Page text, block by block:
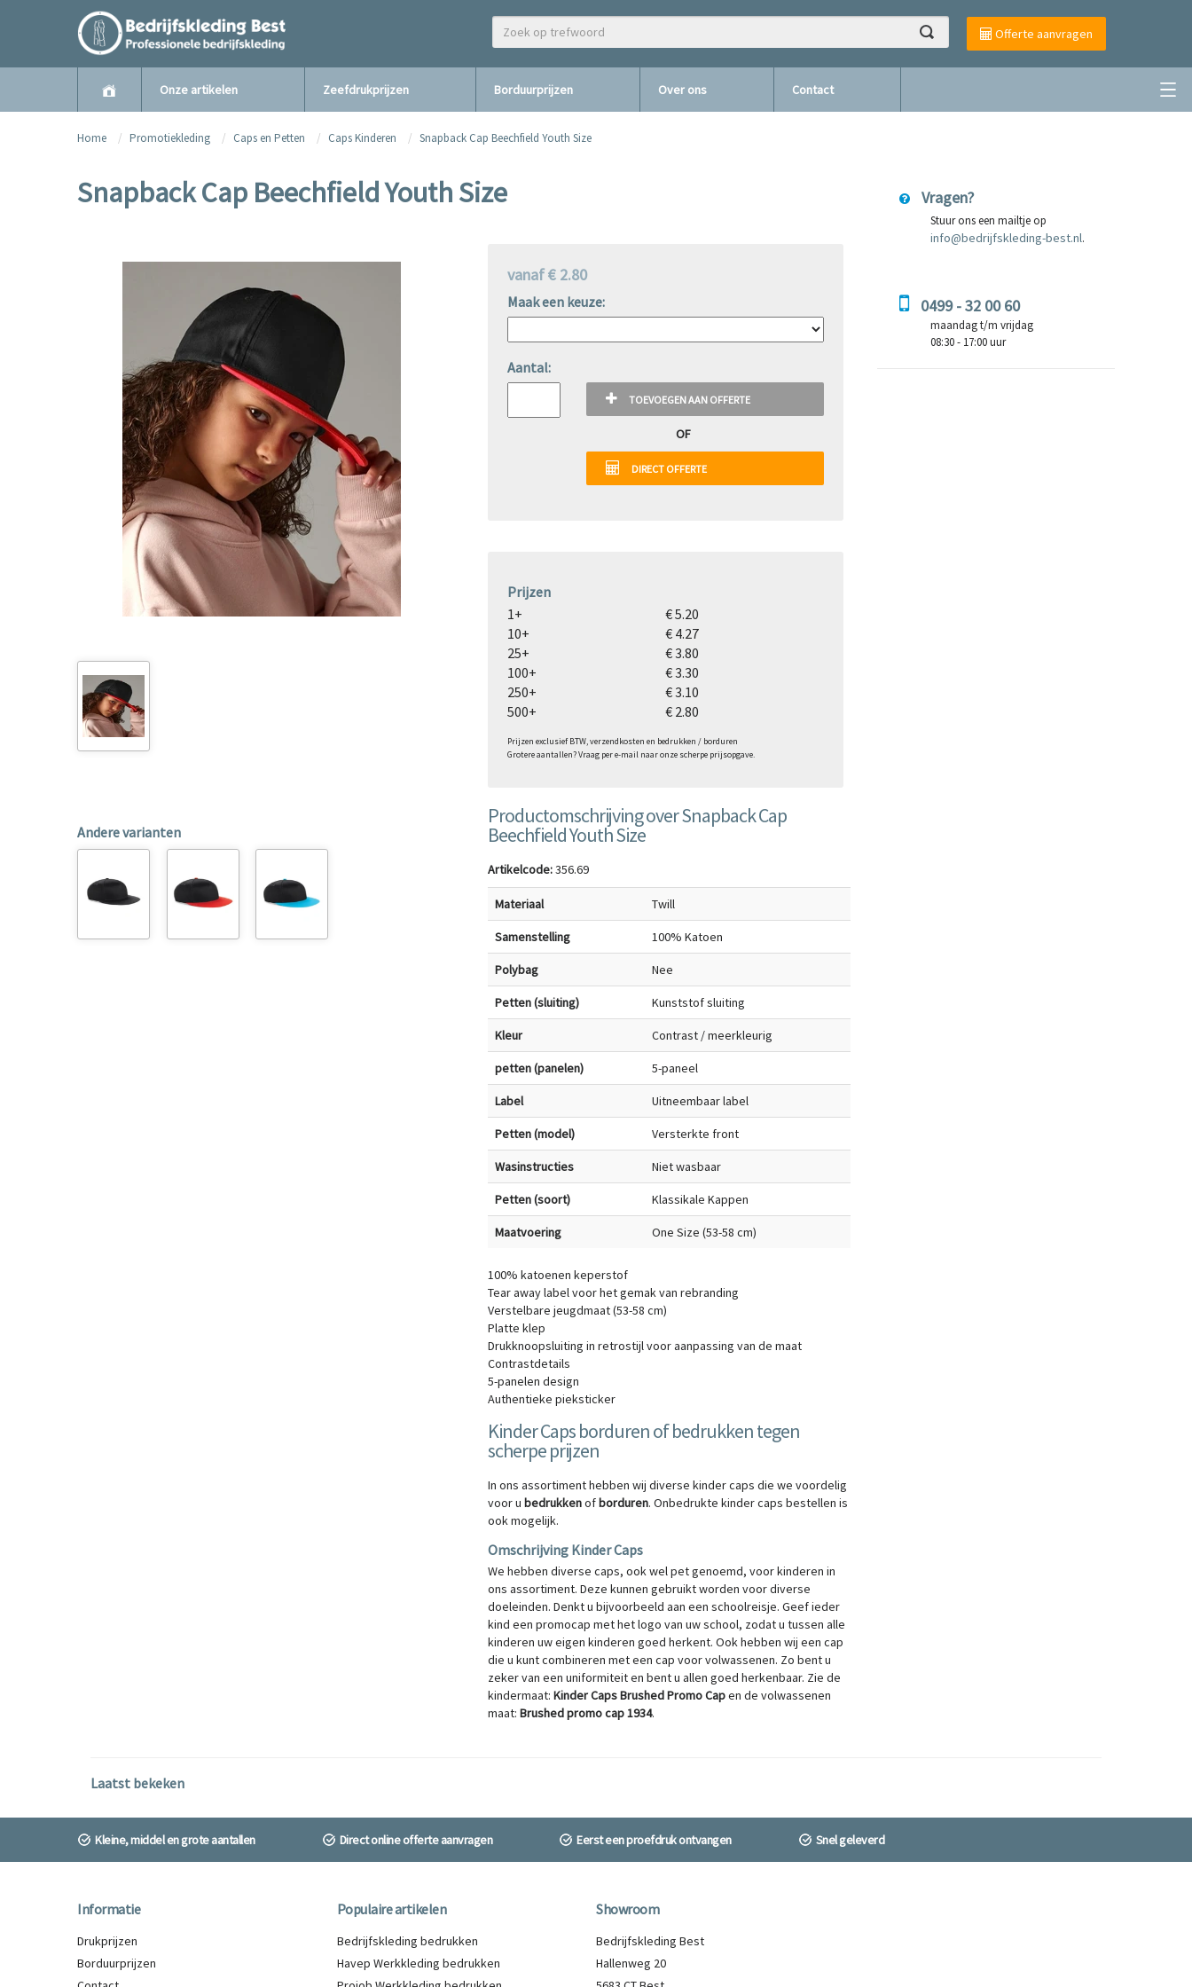
Offerte aanvragen
Onze artikelen Zeefdrukprijzen Borduurprijzen Over ons Contact
Home Promotiekleding Caps en Petten Caps Kinderen Snapback Cap Beechfield Youth Size
Snapback Cap Beechfield Youth Size
Andere varianten
vanaf € 2.80
Maak een keuze:
Aantal:
TOEVOEGEN AAN OFFERTE
OF
DIRECT OFFERTE
Prijzen
1+
€ 5.20
10+
€ 4.27
25+
€ 3.80
100+
€ 3.30
250+
€ 3.10
500+
€ 2.80
Prijzen exclusief BTW, verzendkosten en bedrukken / borduren
Grotere aantallen? Vraag per e-mail naar onze scherpe prijsopgave.
Productomschrijving over Snapback Cap
Beechfield Youth Size
Artikelcode:356.69
Materiaal Twill
Samenstelling 100% Katoen
Polybag Nee
Petten (sluiting) Kunststof sluiting
Kleur Contrast / meerkleurig
petten (panelen) 5-paneel
Label Uitneembaar label
Petten (model) Versterkte front
Wasinstructies Niet wasbaar
Petten (soort) Klassikale Kappen
Maatvoering One Size (53-58 cm)
100% katoenen keperstof
Tear away label voor het gemak van rebranding
Verstelbare jeugdmaat (53-58 cm)
Platte klep
Drukknoopsluiting in retrostijl voor aanpassing van de maat
Contrastdetails
5-panelen design
Authentieke pieksticker
Kinder Caps borduren of bedrukken tegen
scherpe prijzen
In ons assortiment hebben wij diverse kinder caps die we voordelig
voor ubedrukkenofborduren. Onbedrukte kinder caps bestellen is
ook mogelijk.
Omschrijving Kinder Caps
We hebben diverse caps, ook wel pet genoemd, voor kinderen in
ons assortiment. Deze kunnen gebruikt worden voor diverse
doeleinden. Denkt u bijvoorbeeld aan een schoolreisje. Geef ieder
kind een promocap met het logo van uw school, zodat u tussen alle
kinderen uw eigen kinderen goed herkent. Ook hebben wij een cap
die u kunt combineren met een cap voor volwassenen. Zo bent u
zeker van een uniformiteit en bent u allen goed herkenbaar. Zie de
kindermaat:Kinder Caps Brushed Promo Capen de volwassenen
maat:Brushed promo cap 1934.
Vragen?
Stuur ons een mailtje op
info@bedrijfskleding-best.nl.
0499 - 32 00 60
maandag t/m vrijdag
08:30 - 17:00 uur
Laatst bekeken
Kleine, middel en grote aantallen Direct online offerte aanvragen Eerst een proefdruk ontvangen Snel geleverd
Informatie
Drukprijzen
Borduurprijzen
Populaire artikelen
Bedrijfskleding bedrukken
Havep Werkkleding bedrukken
Showroom
Bedrijfskleding Best
Hallenweg 20